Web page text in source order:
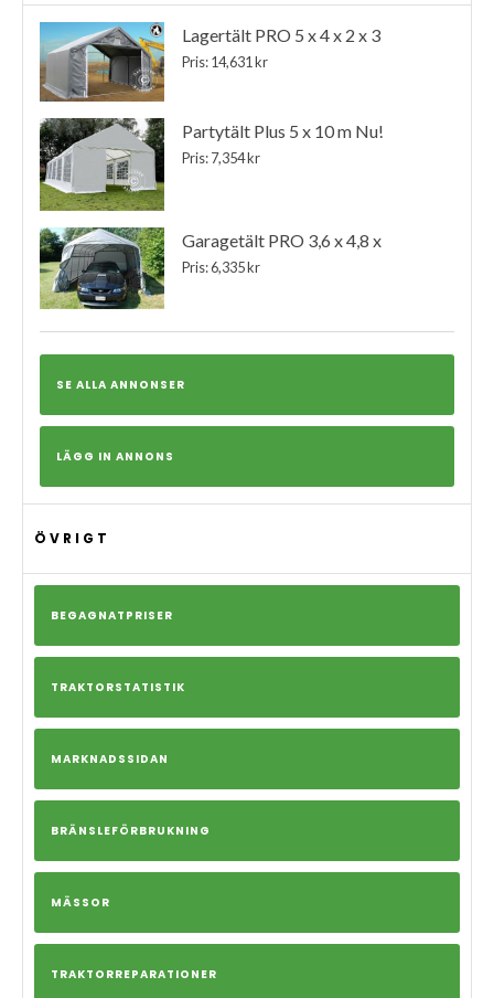
Lagertält PRO 5 x 4 x 2 x 3
Pris: 14,631 kr
Partytält Plus 5 x 10 m Nu!
Pris: 7,354 kr
Garagetält PRO 3,6 x 4,8 x
Pris: 6,335 kr
SE ALLA ANNONSER
LÄGG IN ANNONS
ÖVRIGT
BEGAGNATPRISER
TRAKTORSTATISTIK
MARKNADSSIDAN
BRÄNSLEFÖRBRUKNING
MÄSSOR
TRAKTORREPARATIONER